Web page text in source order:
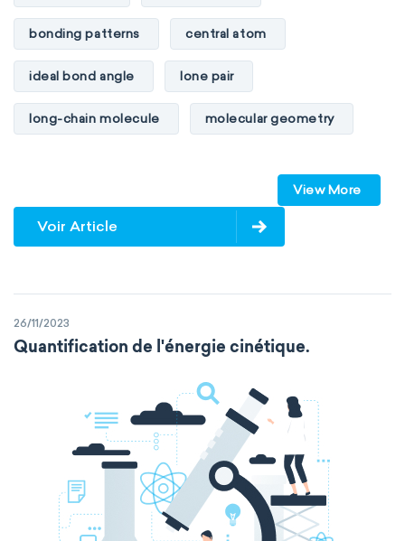
bonding patterns central atom
ideal bond angle lone pair
long-chain molecule molecular geometry
multiple central atoms non-polar
physical properties polarity
VSEPR
View More
Voir Article
26/11/2023
Quantification de l'énergie cinétique.